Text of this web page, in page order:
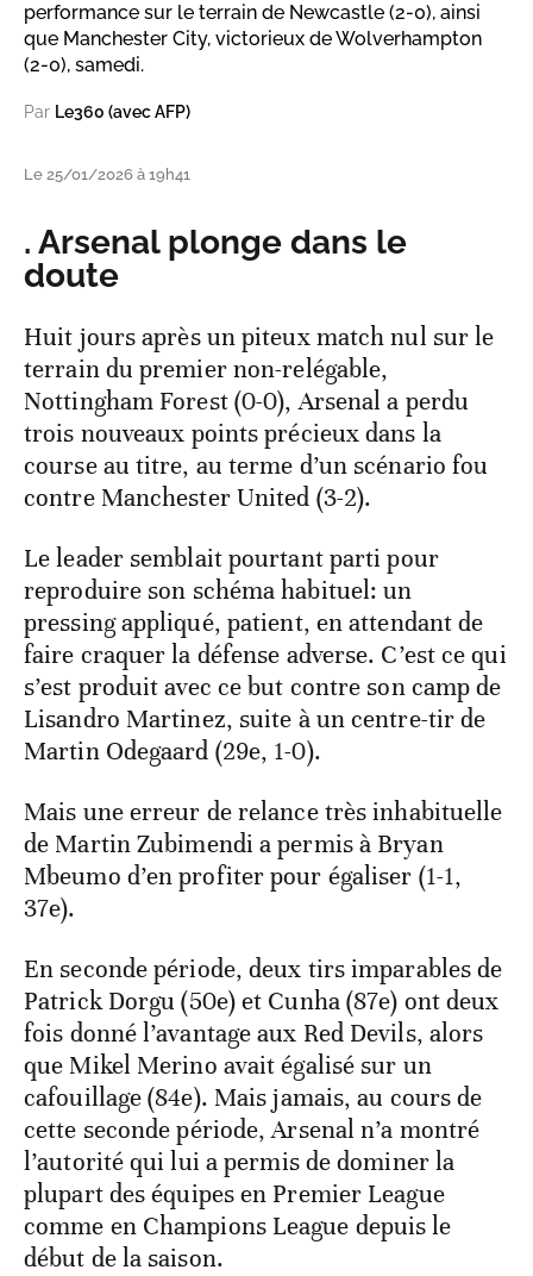
performance sur le terrain de Newcastle (2-0), ainsi
que Manchester City, victorieux de Wolverhampton
(2-0), samedi.
Par Le360 (avec AFP)
Le 25/01/2026 à 19h41
. Arsenal plonge dans le
doute
Huit jours après un piteux match nul sur le
terrain du premier non-relégable,
Nottingham Forest (0-0), Arsenal a perdu
trois nouveaux points précieux dans la
course au titre, au terme d’un scénario fou
contre Manchester United (3-2).
Le leader semblait pourtant parti pour
reproduire son schéma habituel: un
pressing appliqué, patient, en attendant de
faire craquer la défense adverse. C’est ce qui
s’est produit avec ce but contre son camp de
Lisandro Martinez, suite à un centre-tir de
Martin Odegaard (29e, 1-0).
Mais une erreur de relance très inhabituelle
de Martin Zubimendi a permis à Bryan
Mbeumo d’en profiter pour égaliser (1-1,
37e).
En seconde période, deux tirs imparables de
Patrick Dorgu (50e) et Cunha (87e) ont deux
fois donné l’avantage aux Red Devils, alors
que Mikel Merino avait égalisé sur un
cafouillage (84e). Mais jamais, au cours de
cette seconde période, Arsenal n’a montré
l’autorité qui lui a permis de dominer la
plupart des équipes en Premier League
comme en Champions League depuis le
début de la saison.